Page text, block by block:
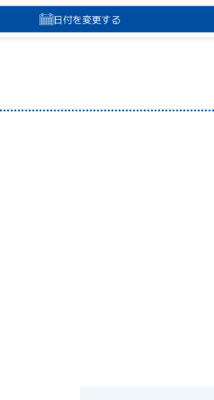
日付を変更する